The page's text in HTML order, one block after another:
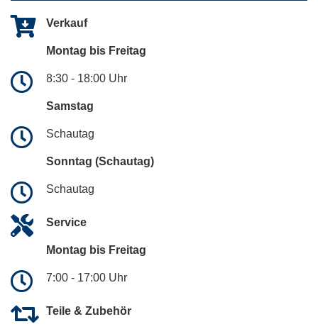
Verkauf
Montag bis Freitag
8:30 - 18:00 Uhr
Samstag
Schautag
Sonntag (Schautag)
Schautag
Service
Montag bis Freitag
7:00 - 17:00 Uhr
Teile & Zubehör